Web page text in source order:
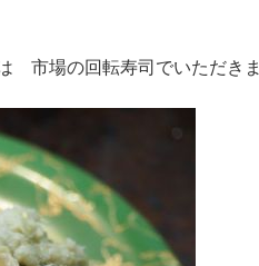
市場の回転寿司でいただきま